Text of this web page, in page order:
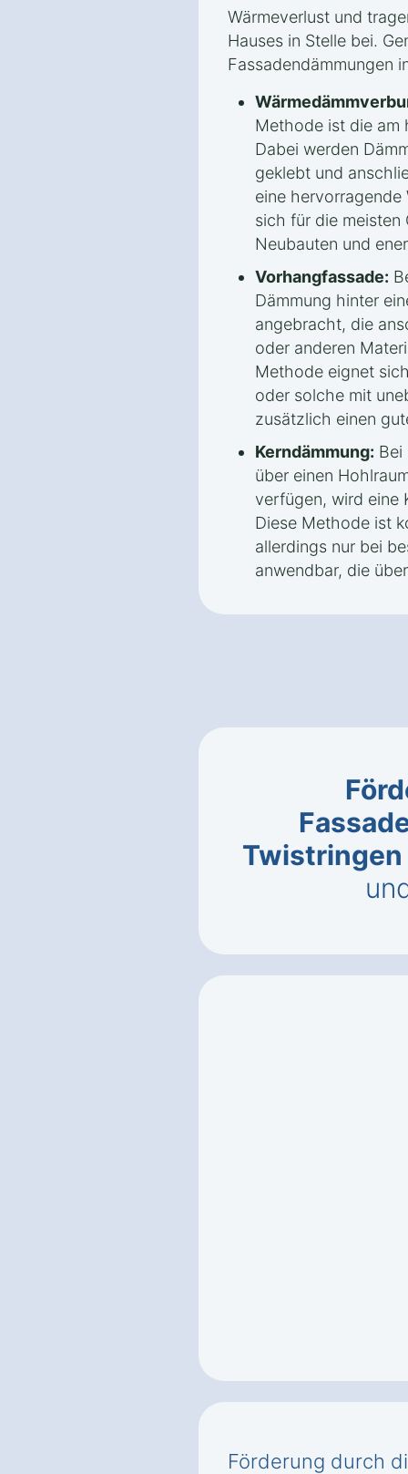
Wärmeverlust und
Hauses in Stelle bei.
Fassadendämmungen
Methode ist die am
Dabei werden
geklebt und
eine hervorragende
sich für die meisten
Neubauten und
Vorhangfassade:
Dämmung hinter
angebracht, die
oder anderen
Methode eignet
oder solche mit
zusätzlich einen
Kerndämmung: Bei
über einen
verfügen, wird eine
Diese Methode ist
allerdings nur bei
anwendbar, die
Twistringen
Förderung durch